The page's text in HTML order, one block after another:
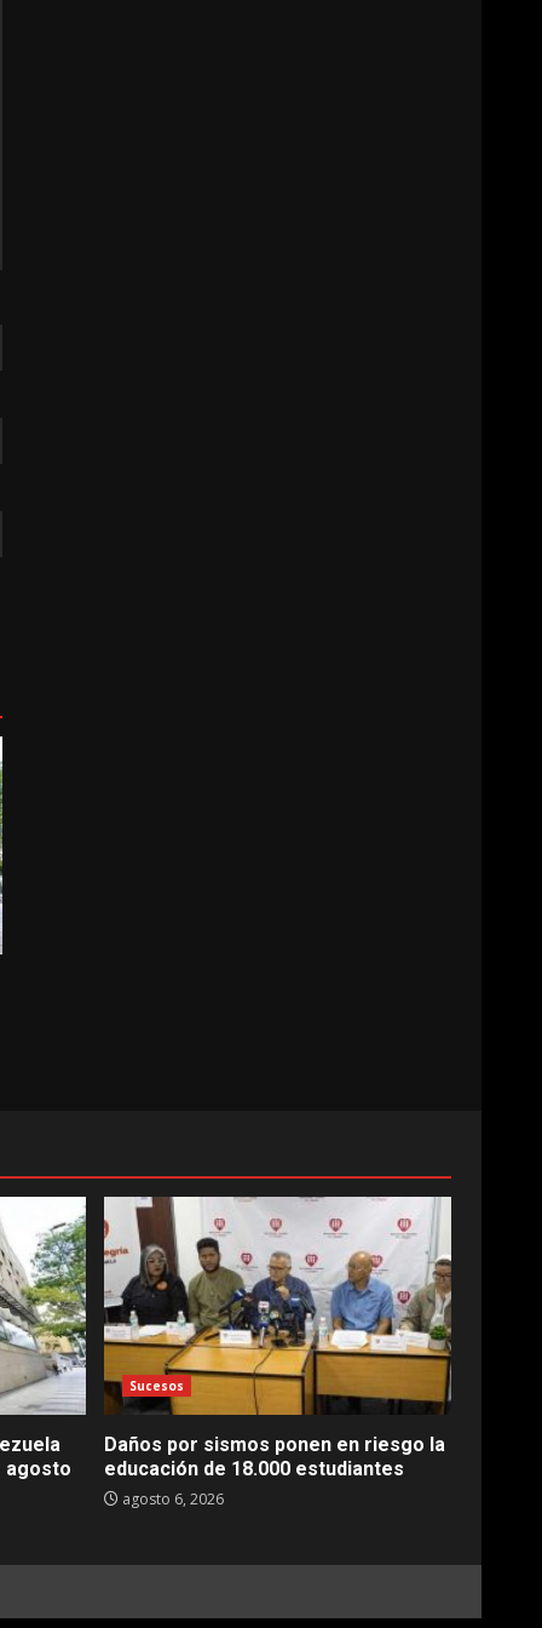
agosto
Sucesos
Daños por sismos ponen en riesgo la
educación de 18.000 estudiantes
agosto 6, 2026